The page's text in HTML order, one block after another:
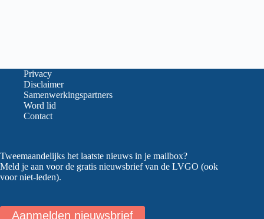
Privacy
Disclaimer
Samenwerkingspartners
Word lid
Contact
Tweemaandelijks het laatste nieuws in je mailbox?
Meld je aan voor de gratis nieuwsbrief van de LVGO (ook
voor niet-leden).
Aanmelden nieuwsbrief